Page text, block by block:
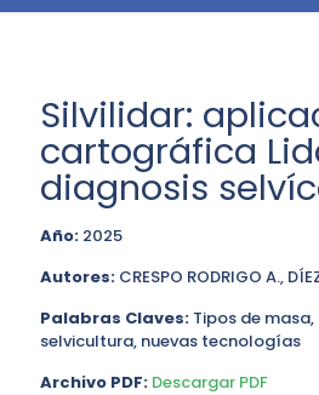
Silvilidar:
cartográfica
diagnosis
Año: 2025
Autores: CRESPO RODRIGO A.,
Palabras Claves: Tipos de
selvicultura, nuevas tecnologías
Archivo PDF: Descargar PDF